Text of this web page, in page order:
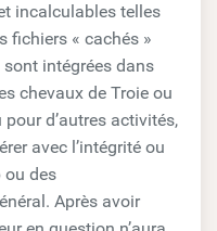
incalculables telles
fichiers « cachés »
intégrées dans
chevaux de Troie ou
d’autres activités,
avec l’intégrité ou
ou des
Après avoir